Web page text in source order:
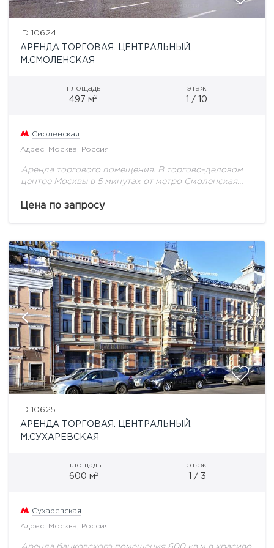
ID 10624
АРЕНДА ТОРГОВАЯ. ЦЕНТРАЛЬНЫЙ,
М.СМОЛЕНСКАЯ
площадь
497 м2
этаж
1 / 10
Смоленская
Адрес: Москва, Россия
Аренда торгового помещения. В торгово-деловом
центре Москвы в 5 минутах от метро Смоленская
на первом этаже жилого дома с витринными
Цена по запросу
ID 10625
АРЕНДА ТОРГОВАЯ. ЦЕНТРАЛЬНЫЙ,
М.СУХАРЕВСКАЯ
площадь
600 м2
этаж
1 / 3
Сухаревская
Адрес: Москва, Россия